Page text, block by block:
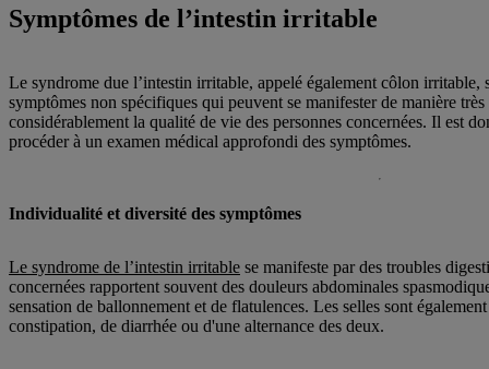
Symptômes de l’intestin irritable
Le syndrome due l’intestin irritable, appelé également côlon irritable,
symptômes non spécifiques qui peuvent se manifester de manière
considérablement la qualité de vie des personnes concernées. Il est
procéder à un examen médical approfondi des symptômes.
Individualité et diversité des symptômes
Le syndrome de l’intestin irritable se manifeste par des troubles
concernées rapportent souvent des douleurs abdominales
sensation de ballonnement et de flatulences. Les selles sont
constipation, de diarrhée ou d'une alternance des deux.